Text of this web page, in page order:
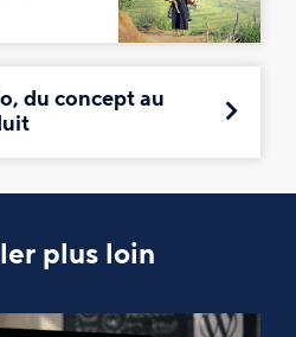
du concept au
plus loin